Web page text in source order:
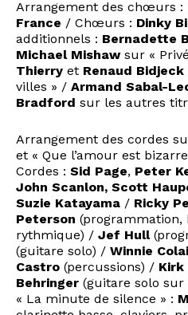
Arrangement des chœurs :
France / Chœurs : Dinky
additionnels : Bernadette
Michael Mishawsur «
Thierry et Renaud Bidjeck
villes » / Armand Sabal-
Bradford sur les autres
Arrangement des cordes
et « Que l’amour est
Cordes : Sid Page, Peter
John Scanlon, Scott
Suzie Katayama / Ricky
Peterson (programmation,
rythmique) / Jef Hull
(guitare solo) / Winnie
Castro (percussions) / Kirk
Behringer (guitare solo sur
« La minute de silence » :